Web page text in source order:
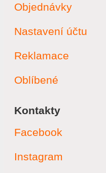
Objednávky
Nastavení účtu
Reklamace
Oblíbené
Kontakty
Facebook
Instagram